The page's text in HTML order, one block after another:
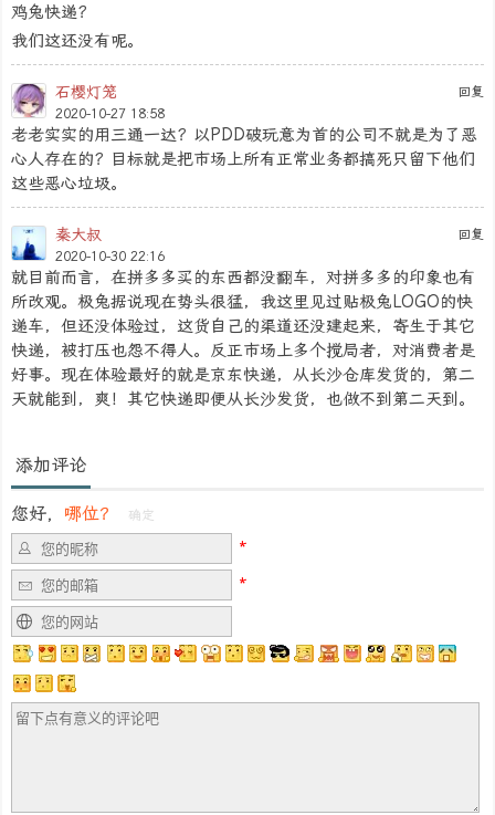
鸡兔快递？
我们这还没有呢。
回复
石樱灯笼
2020-10-27 18:58
老老实实的用三通一达？以PDD破玩意为首的公司不就是为了恶
心人存在的？目标就是把市场上所有正常业务都搞死只留下他们
这些恶心垃圾。
回复
秦大叔
2020-10-30 22:16
就目前而言，在拼多多买的东西都没翻车，对拼多多的印象也有
所改观。极兔据说现在势头很猛，我这里见过贴极兔LOGO的快
递车，但还没体验过，这货自己的渠道还没建起来，寄生于其它
快递，被打压也怨不得人。反正市场上多个搅局者，对消费者是
好事。现在体验最好的就是京东快递，从长沙仓库发货的，第二
天就能到，爽！其它快递即便从长沙发货，也做不到第二天到。
添加评论
您好， 哪位？ 确定